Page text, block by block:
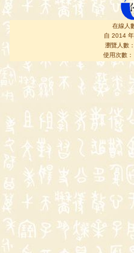
在線人
自 2014
瀏覽人數
使用次數